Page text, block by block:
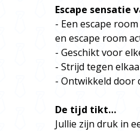
Escape sensatie
- Een escape
en escape room
- Geschikt voor
- Strijd tegen
- Ontwikkeld door
De tijd tikt…
Jullie zijn druk in